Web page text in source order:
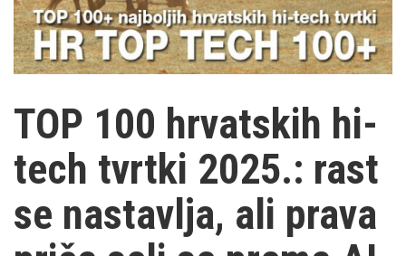
TOP 100 hrvatskih hi-
tech tvrtki 2025.: rast
se nastavlja, ali prava